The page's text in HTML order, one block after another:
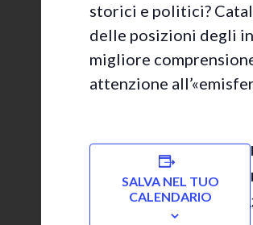
storici e politici?
delle posizioni degli
migliore
attenzione
SALVA NEL TUO
CALENDARIO